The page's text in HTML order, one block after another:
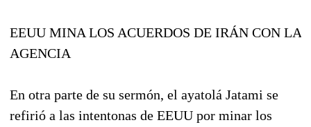
EEUU MINA LOS ACUERDOS DE IRÁN CON LA
AGENCIA
En otra parte de su sermón, el ayatolá Jatami se
refirió a las intentonas de EEUU por minar los